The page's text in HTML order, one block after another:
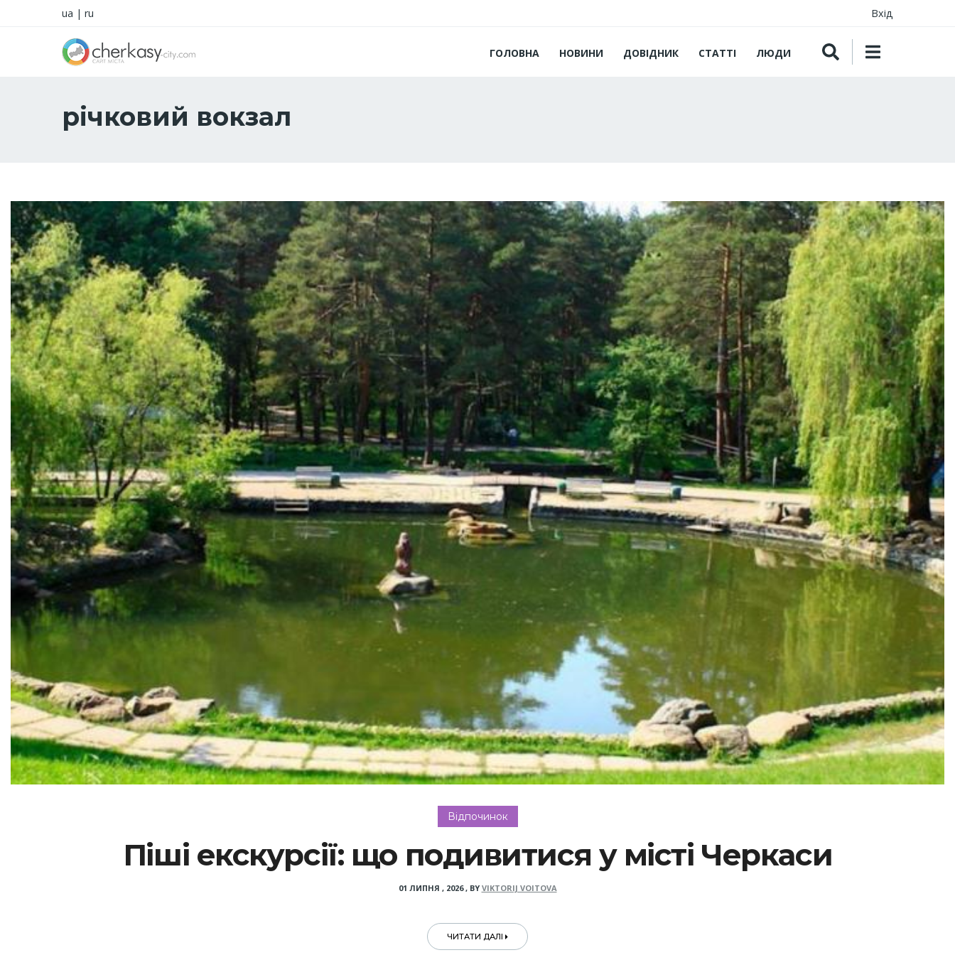
ua | ru Вхід
ГОЛОВНА НОВИНИ ДОВІДНИК СТАТТІ ЛЮДИ
річковий вокзал
Відпочинок
Піші екскурсії: що подивитися у місті Черкаси
01 ЛИПНЯ , 2026, BY VIKTORIJ VOITOVA
ЧИТАТИ ДАЛІ